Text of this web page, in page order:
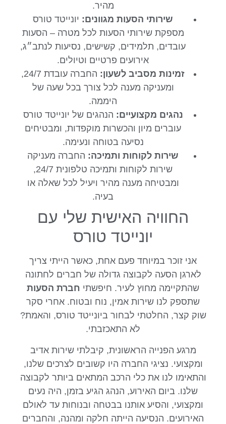
מהיר.
שירותי הסעות מגוונים: יונייטד טורס
מספקת שירותי הסעות לכל מטרה – הסעות
עובדים, תלמידים, קשישים, נסיעות לנתב״ג,
אירועים פרטיים וטיולים.
זמינות מסביב לשעון:
החברה עובדת 24/7,
ומעניקה מענה לכל צורך בכל שעה של
היממה.
נהגים מקצועיים: הנהגים של יונייטד טורס
עוברים מיון והכשרות מוקפדות, ומבטיחים
נסיעה בטוחה ונעימה.
שירות לקוחות ותמיכה: החברה מעניקה
שירות לקוחות ותמיכה טלפונית 24/7,
ומבטיחה מענה מהיר ויעיל לכל שאלה או
בעיה.
החוויה האישית שלי עם
יונייטד טורס
אני זוכר במיוחד פעם אחת, כאשר הייתי צריך
לארגן הסעה לקבוצה גדולה של חברים לחתונה
שהתקיימה מחוץ לעיר. חיפשתי חברת הסעות
שתספק לנו שירות אמין, נוח ובטוח. אחרי סקר
שוק קצר, החלטתי לבחור ביונייטד טורס, והאמת?
לא התאכזבתי.
מרגע הפנייה הראשונית, קיבלתי שירות אדיב
ומקצועי. נציגי החברה היו קשובים לצרכים שלנו,
והתאימו לנו את כלי הרכב המתאים ביותר לקבוצה
שלנו. ביום האירוע, הנהג הגיע בזמן, היה נעים
ומקצועי, והסיע אותנו בבטחה ובנוחות עד לאולם
האירועים. הנסיעה הייתה חלקה ומהנה, והחברים